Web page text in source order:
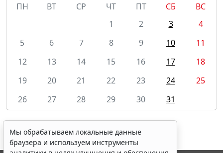
ПН
ВТ СР ЧТ ПТ СБ
ВС
1
2 3
4
5
6 7 8 9 10
11
12
13 14 15 16 17
18
19
20 21 22 23 24
25
26
27 28 29 30 31
Мы обрабатываем локальные данные
браузера и используем инструменты